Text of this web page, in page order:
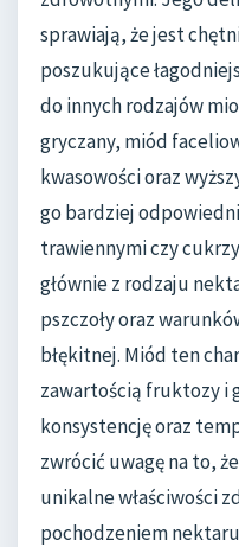
sprawiają, że jest
poszukujące
do innych rodzajów
gryczany, miód
kwasowości oraz
go bardziej
trawiennymi czy
głównie z rodzaju
pszczoły oraz
błękitnej. Miód ten
zawartością fruktozy i
konsystencję oraz
zwrócić uwagę na to,
unikalne właściwości
pochodzeniem